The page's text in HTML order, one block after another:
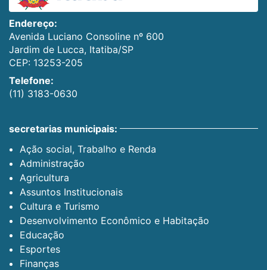
Endereço:
Avenida Luciano Consoline nº 600
Jardim de Lucca, Itatiba/SP
CEP: 13253-205
Telefone:
(11) 3183-0630
secretarias municipais:
Ação social, Trabalho e Renda
Administração
Agricultura
Assuntos Institucionais
Cultura e Turismo
Desenvolvimento Econômico e Habitação
Educação
Esportes
Finanças